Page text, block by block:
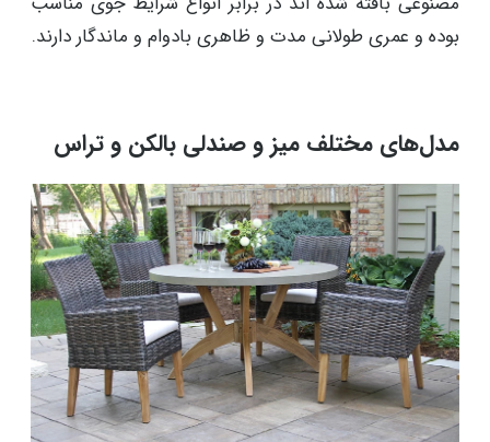
بوده و عمری طولانی مدت و ظاهری بادوام و ماندگار دارند.
مدل‌های مختلف میز و صندلی بالکن و تراس